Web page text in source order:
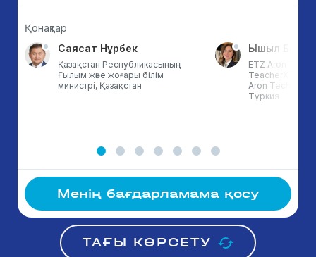
Қонақтар
Саясат Нұрбек
Қазақстан Республикасының
Ғылым және жоғары білім
министрі, Қазақстан
Ышыл Бой
ETZ Aron
TeacherX-тің
Aron
Түркия
Менің бағдарламама қосу
ТАҒЫ КӨРСЕТУ